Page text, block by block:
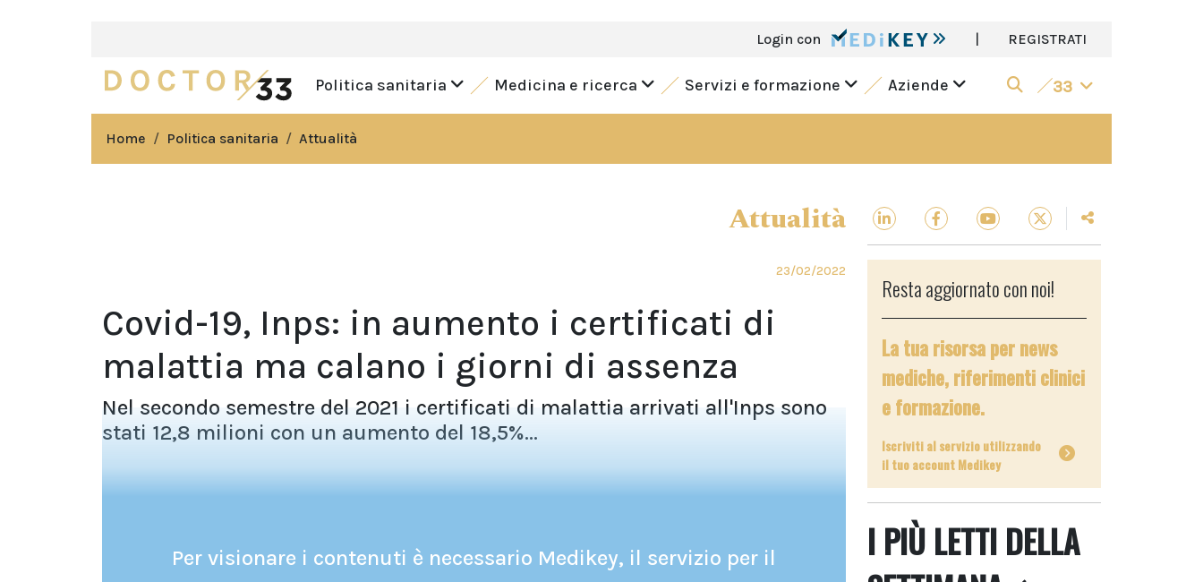
Login con | REGISTRATI
Politica sanitaria Medicina e ricerca Servizi e formazione Aziende 33
Home Politica sanitaria Attualità
Attualità
23/02/2022
Covid-19, Inps: in aumento i certificati di
malattia ma calano i giorni di assenza
Nel secondo semestre del 2021 i certificati di malattia arrivati all'Inps sono
stati 12,8 milioni con un aumento del 18,5%...
Per visionare i contenuti è necessario Medikey, il servizio per il
Resta aggiornato con noi!
La tua risorsa per news
mediche, riferimenti clinici
e formazione.
Iscriviti al servizio utilizzando
il tuo account Medikey
I PIÙ LETTI DELLA